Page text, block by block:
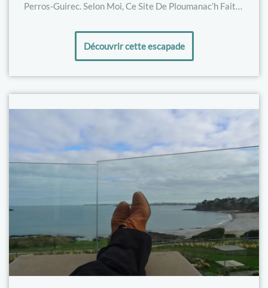
Perros-Guirec. Selon Moi, Ce Site De Ploumanac’h Fait…
Découvrir cette escapade